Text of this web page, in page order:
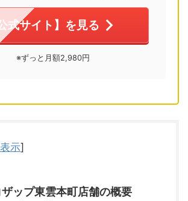
公式サイト】を見る
※ずっと月額2,980円
示]
ップ東雲本町店舗の概要